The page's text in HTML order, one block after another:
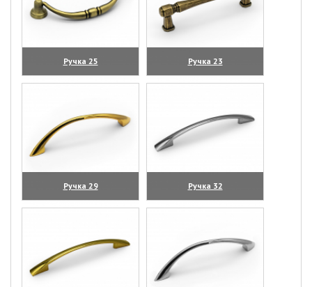
Ручка 25
(увеличить)
Ручка 23
(увеличить)
Ручка 29
(увеличить)
Ручка 32
(увеличить)